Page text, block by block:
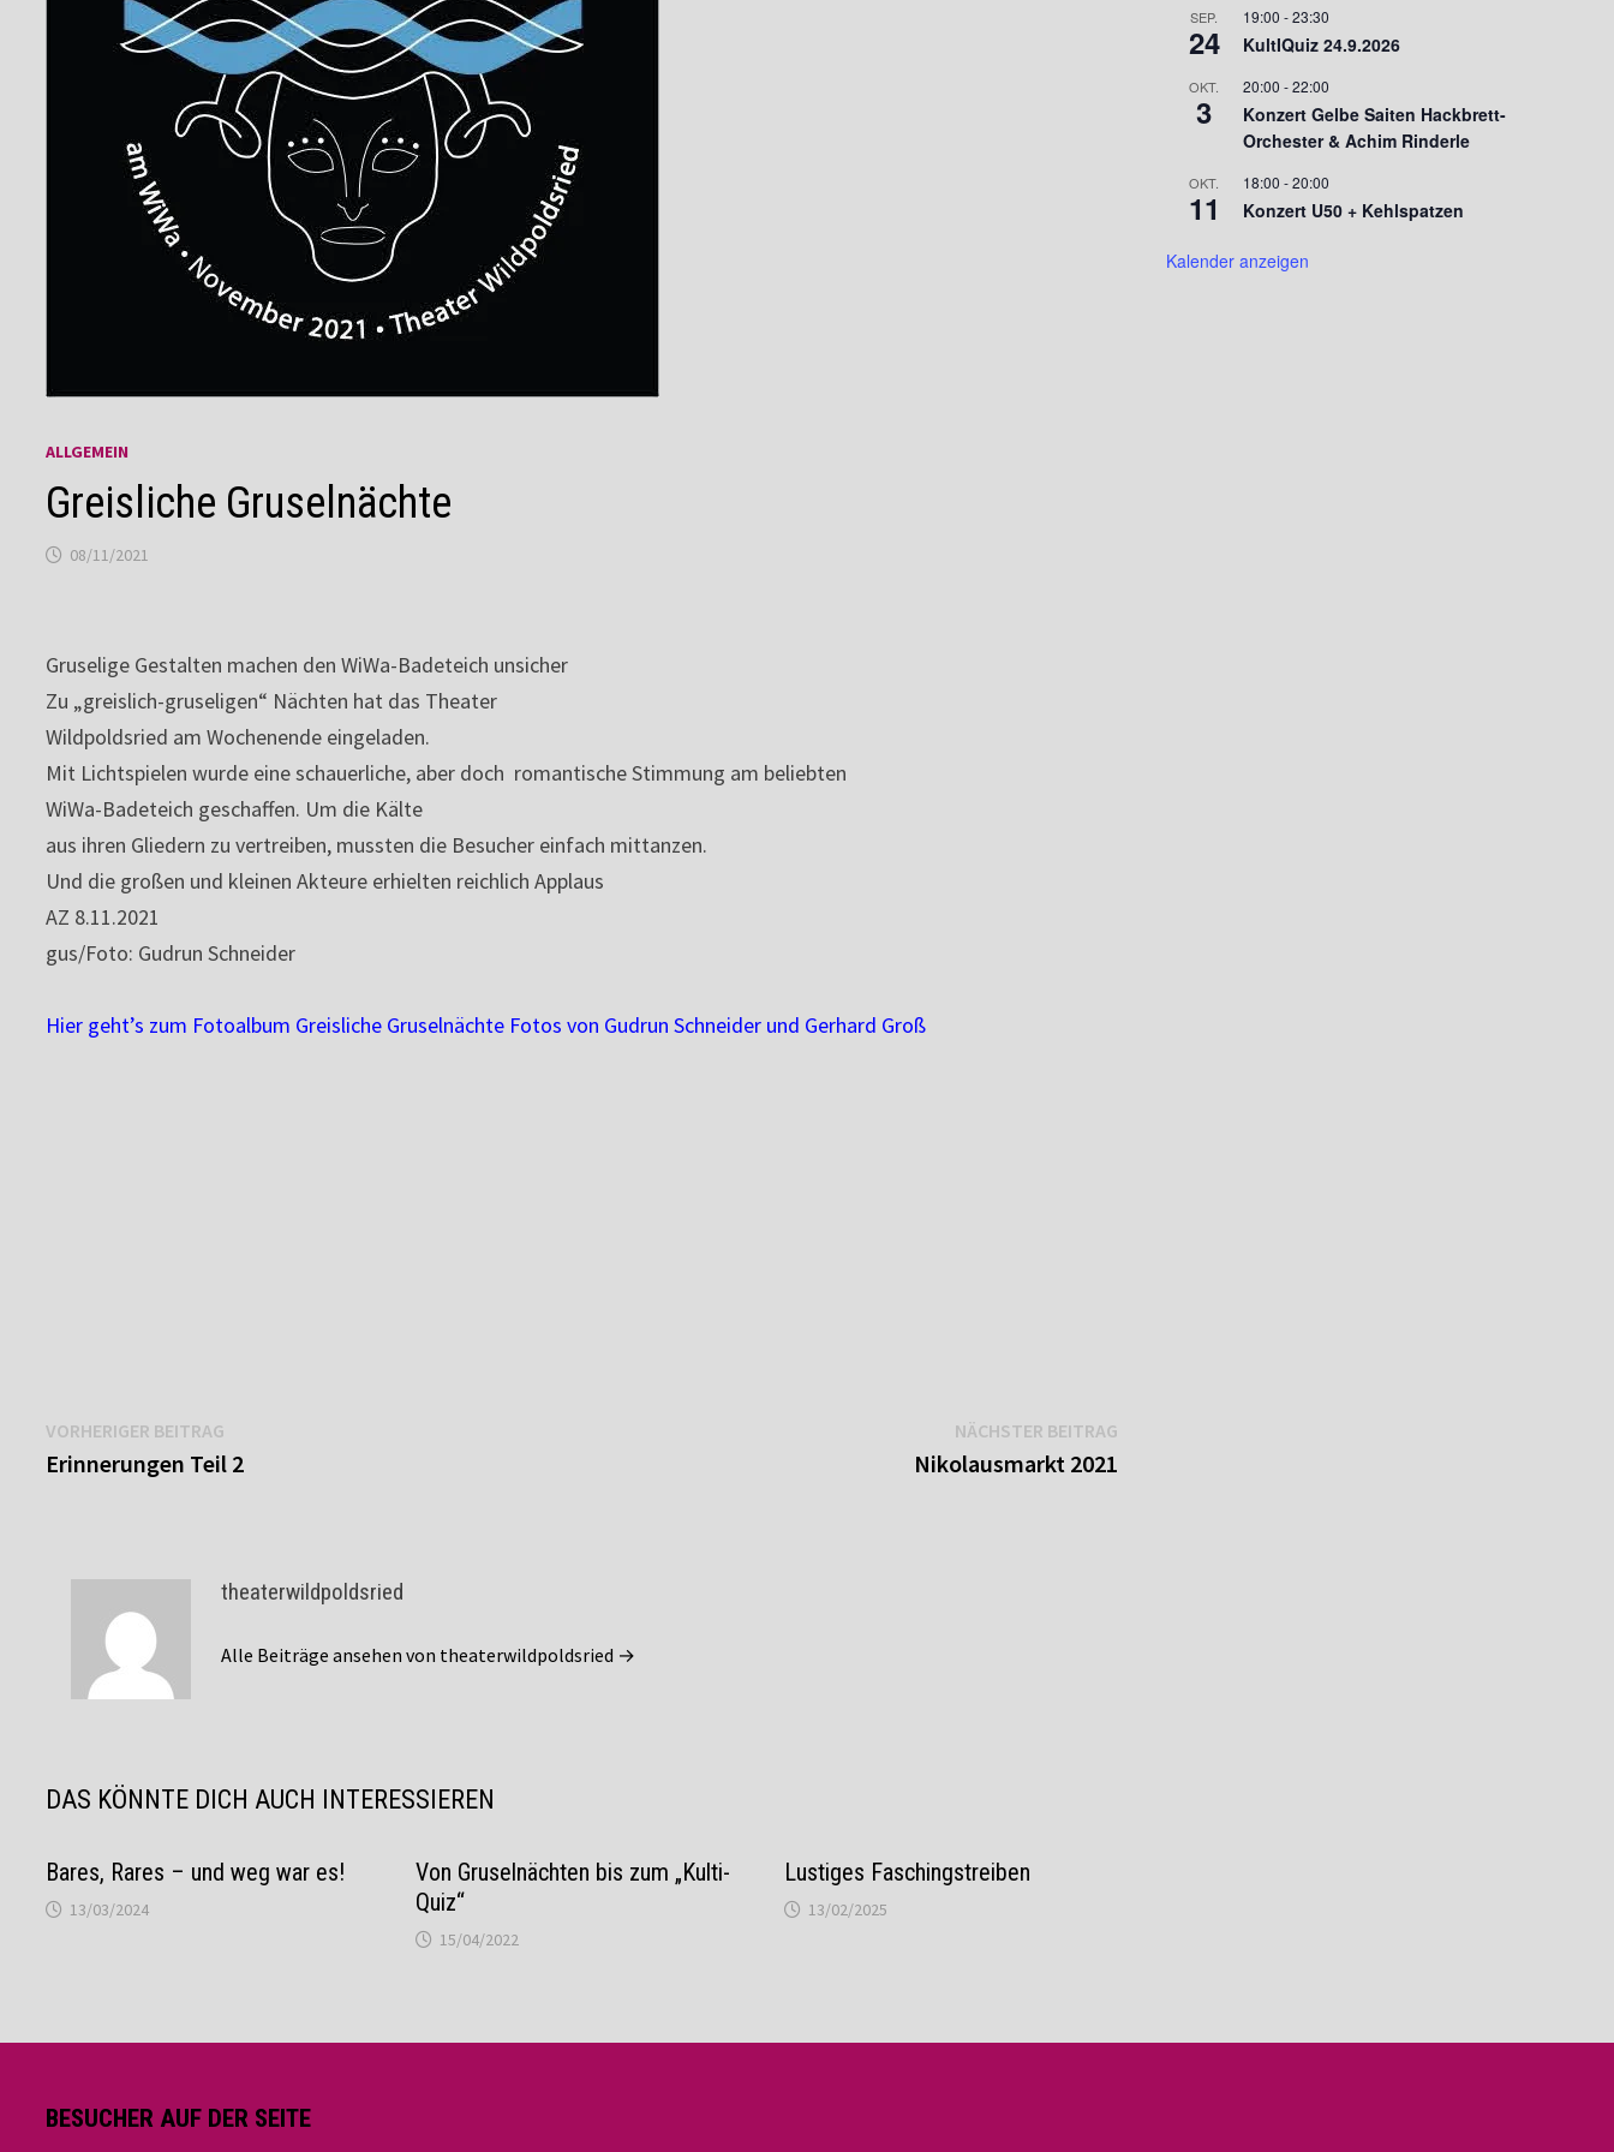
ALLGEMEIN
Greisliche Gruselnächte
08/11/2021
Gruselige Gestalten machen den WiWa-Badeteich unsicher
Zu „greislich-gruseligen“ Nächten hat das Theater
Wildpoldsried am Wochenende eingeladen.
Mit Lichtspielen wurde eine schauerliche, aber doch romantische Stimmung am beliebten
WiWa-Badeteich geschaffen. Um die Kälte
aus ihren Gliedern zu vertreiben, mussten die Besucher einfach mittanzen.
Und die großen und kleinen Akteure erhielten reichlich Applaus
AZ 8.11.2021
gus/Foto: Gudrun Schneider
Hier geht’s zum Fotoalbum Greisliche Gruselnächte Fotos von Gudrun Schneider und Gerhard Groß
Beitragsnavigation
VORHERIGER BEITRAG
Beitrag:
Erinnerungen Teil 2
NÄCHSTER BEITRAGNächster
Nikolausmarkt 2021
theaterwildpoldsried
Alle Beiträge ansehen von theaterwildpoldsried →
DAS KÖNNTE DICH AUCH INTERESSIEREN
Bares, Rares – und weg war es!
13/03/2024
Von Gruselnächten bis zum „Kulti-
Quiz“
15/04/2022
Lustiges Faschingstreiben
13/02/2025
SEP.
24
19:00 -23:30
KultIQuiz 24.9.2026
OKT.
3
20:00 -22:00
Konzert Gelbe Saiten Hackbrett-
Orchester & Achim Rinderle
OKT.
11
18:00 -20:00
Konzert U50 + Kehlspatzen
Kalender anzeigen
BESUCHER AUF DER SEITE